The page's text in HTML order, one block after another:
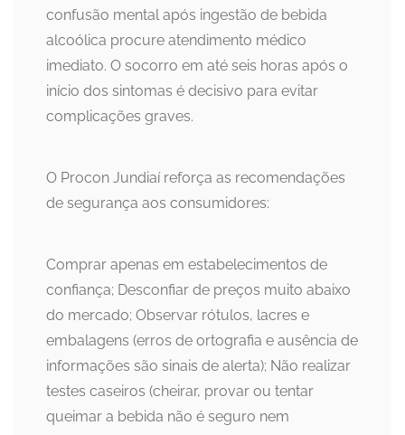
confusão mental após ingestão de bebida
alcoólica procure atendimento médico
imediato. O socorro em até seis horas após o
início dos sintomas é decisivo para evitar
complicações graves.
O Procon Jundiaí reforça as recomendações
de segurança aos consumidores:
Comprar apenas em estabelecimentos de
confiança; Desconfiar de preços muito abaixo
do mercado; Observar rótulos, lacres e
embalagens (erros de ortografia e ausência de
informações são sinais de alerta); Não realizar
testes caseiros (cheirar, provar ou tentar
queimar a bebida não é seguro nem